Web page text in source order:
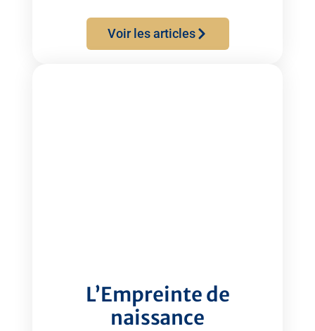
Voir les articles
L’Empreinte de
naissance